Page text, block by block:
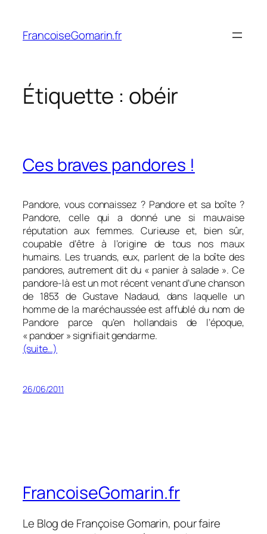
contenu
FrancoiseGomarin.fr
Étiquette : obéir
Ces braves pandores !
Pandore, vous connaissez ? Pandore et sa boîte ?
Pandore, celle qui a donné une si mauvaise
réputation aux femmes. Curieuse et, bien sûr,
coupable d’être à l’origine de tous nos maux
humains. Les truands, eux, parlent de la boîte des
pandores, autrement dit du « panier à salade ». Ce
pandore-là est un mot récent venant d’une chanson
de 1853 de Gustave Nadaud, dans laquelle un
homme de la maréchaussée est affublé du nom de
Pandore parce qu’en hollandais de l’époque,
« pandoer » signifiait gendarme.
(suite…)
26/06/2011
FrancoiseGomarin.fr
Le Blog de Françoise Gomarin, pour faire